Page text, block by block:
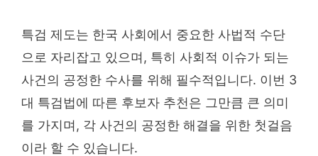
특검 제도는 한국 사회에서 중요한 사법적 수단
으로 자리잡고 있으며, 특히 사회적 이슈가 되는
사건의 공정한 수사를 위해 필수적입니다. 이번 3
대 특검법에 따른 후보자 추천은 그만큼 큰 의미
를 가지며, 각 사건의 공정한 해결을 위한 첫걸음
이라 할 수 있습니다.